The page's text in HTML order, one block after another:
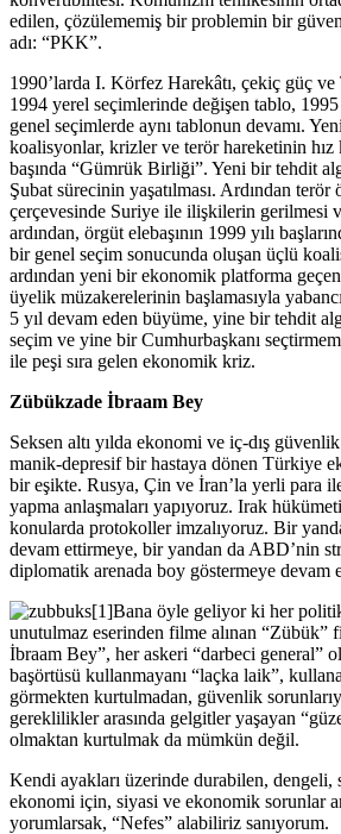
edilen, çözülememiş bir problemin bir
adı: “PKK”.
1990’larda I. Körfez Harekâtı, çekiç güç ve
1994 yerel seçimlerinde değişen tablo, 1995
genel seçimlerde aynı tablonun devamı.
koalisyonlar, krizler ve terör hareketinin hız
başında “Gümrük Birliği”. Yeni bir tehdit
Şubat sürecinin yaşatılması. Ardından
çerçevesinde Suriye ile ilişkilerin gerilmesi
ardından, örgüt elebaşının 1999 yılı
bir genel seçim sonucunda oluşan üçlü
ardından yeni bir ekonomik platforma
üyelik müzakerelerinin başlamasıyla
5 yıl devam eden büyüme, yine bir tehdit
seçim ve yine bir Cumhurbaşkanı
ile peşi sıra gelen ekonomik kriz.
Zübükzade İbraam Bey
Seksen altı yılda ekonomi ve iç-dış güvenlik
manik-depresif bir hastaya dönen Türkiye
bir eşikte. Rusya, Çin ve İran’la yerli para
yapma anlaşmaları yapıyoruz. Irak
konularda protokoller imzalıyoruz. Bir
devam ettirmeye, bir yandan da ABD’nin
diplomatik arenada boy göstermeye devam
Bana öyle geliyor ki her
unutulmaz eserinden filme alınan “Zübük”
İbraam Bey”, her askeri “darbeci general”
başörtüsü kullanmayanı “laçka laik”,
görmekten kurtulmadan, güvenlik
gereklilikler arasında gelgitler yaşayan
olmaktan kurtulmak da mümkün değil.
Kendi ayakları üzerinde durabilen,
ekonomi için, siyasi ve ekonomik sorunlar
yorumlarsak, “Nefes” alabiliriz sanıyorum.